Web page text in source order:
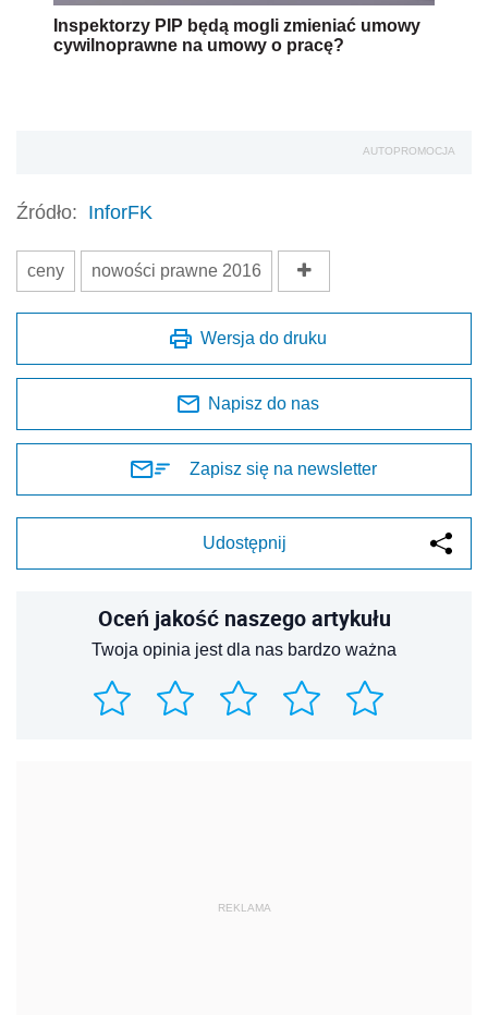
Inspektorzy PIP będą mogli zmieniać umowy
cywilnoprawne na umowy o pracę?
AUTOPROMOCJA
Źródło: InforFK
ceny nowości prawne 2016
Wersja do druku
Napisz do nas
Zapisz się na newsletter
Udostępnij
Oceń jakość naszego artykułu
Twoja opinia jest dla nas bardzo ważna
REKLAMA